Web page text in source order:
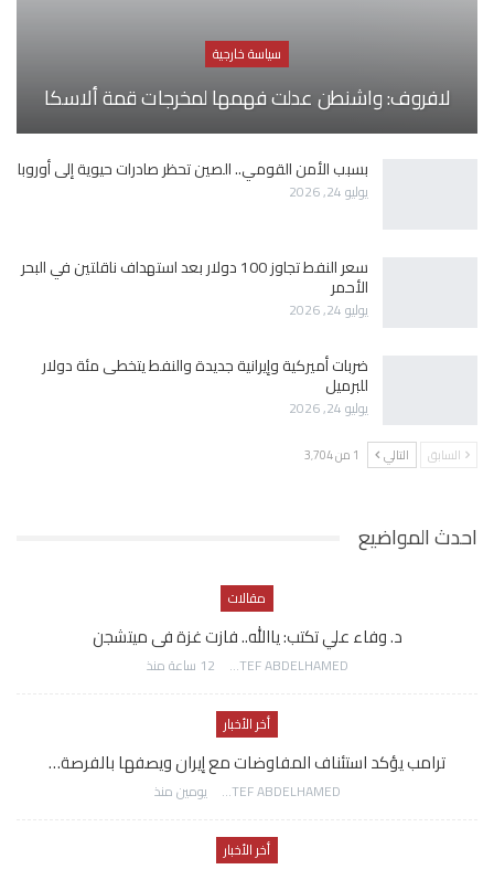
سياسة خارجية
لافروف: واشنطن عدلت فهمها لمخرجات قمة ألاسكا
بسبب الأمن القومي.. الصين تحظر صادرات حيوية إلى أوروبا
يوليو 24, 2026
سعر النفط تجاوز 100 دولار بعد استهداف ناقلتين في البحر
الأحمر
يوليو 24, 2026
ضربات أميركية وإيرانية جديدة والنفط يتخطى مئة دولار
للبرميل
يوليو 24, 2026
السابق التالي 1 من 3٬704
احدث المواضيع
مقالات
د. وفاء علي تكتب: ياالله.. فازت غزة فى ميتشجن
AWATEF ABDELHAMED 12 ساعة منذ
أخر الأخبار
ترامب يؤكد استئناف المفاوضات مع إيران ويصفها بالفرصة…
AWATEF ABDELHAMED يومين منذ
أخر الأخبار